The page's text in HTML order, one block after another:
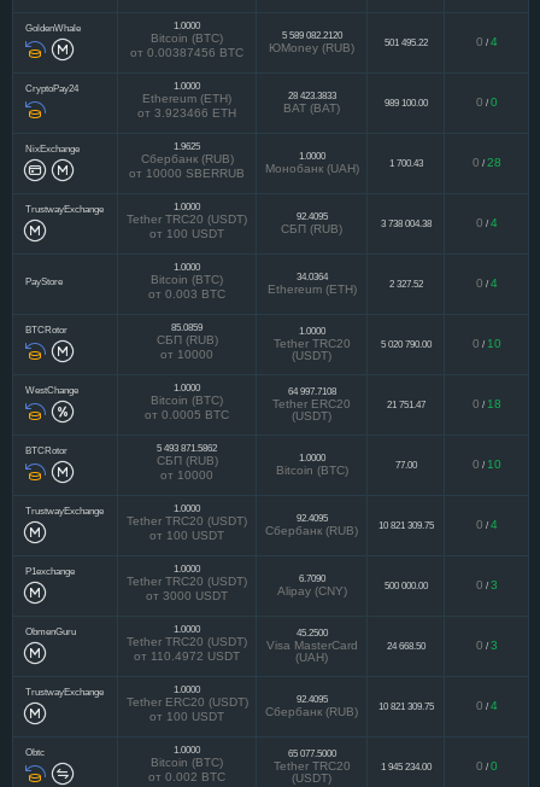
GoldenWhale 1.0000
Bitcoin (BTC)
от 0.00387456 BTC
5 589 082.2120
ЮMoney (RUB) 501 495.22 0 / 4
CryptoPay24 1.0000
Ethereum (ETH)
от 3.923466 ETH
28 423.3833
BAT (BAT) 989 100.00 0 / 0
NixExchange 1.9625
Сбербанк (RUB)
от 10000 SBERRUB
1.0000
Монобанк (UAH) 1 700.43 0 / 28
TrustwayExchange 1.0000
Tether TRC20 (USDT)
от 100 USDT
92.4095
СБП (RUB) 3 738 004.38 0 / 4
PayStore
1.0000
Bitcoin (BTC)
от 0.003 BTC
34.0364
Ethereum (ETH) 2 327.52 0 / 4
BTCRotor 85.0859
СБП (RUB)
от 10000
1.0000
Tether TRC20
(USDT)
5 020 790.00 0 / 10
WestChange 1.0000
Bitcoin (BTC)
от 0.0005 BTC
64 997.7108
Tether ERC20
(USDT)
21 751.47 0 / 18
BTCRotor 5 493 871.5862
СБП (RUB)
от 10000
1.0000
Bitcoin (BTC) 77.00 0 / 10
TrustwayExchange 1.0000
Tether TRC20 (USDT)
от 100 USDT
92.4095
Сбербанк (RUB) 10 821 309.75 0 / 4
P1exchange 1.0000
Tether TRC20 (USDT)
от 3000 USDT
6.7090
Alipay (CNY) 500 000.00 0 / 3
ObmenGuru 1.0000
Tether TRC20 (USDT)
от 110.4972 USDT
45.2500
Visa MasterCard
(UAH)
24 668.50 0 / 3
TrustwayExchange 1.0000
Tether ERC20 (USDT)
от 100 USDT
92.4095
Сбербанк (RUB) 10 821 309.75 0 / 4
Obtc 1.0000
Bitcoin (BTC)
от 0.002 BTC
65 077.5000
Tether TRC20
(USDT)
1 945 234.00 0 / 0